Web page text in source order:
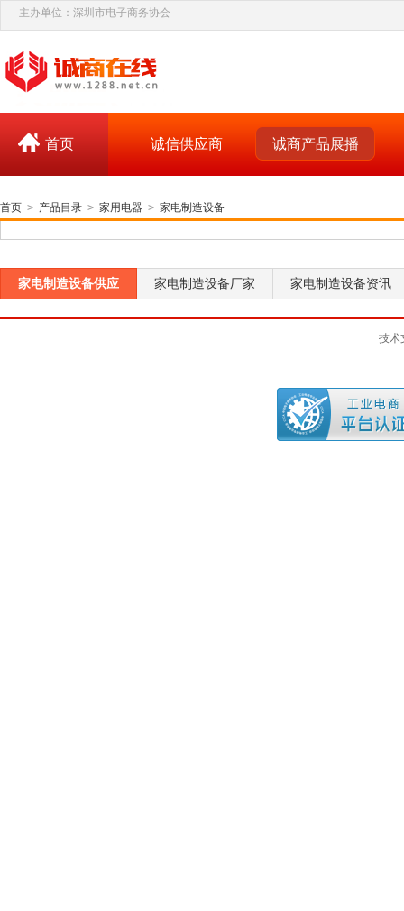
主办单位：深圳市电子商务协会
首页 诚信供应商 诚商产品展播
首页 > 产品目录 > 家用电器 > 家电制造设备
家电制造设备供应 家电制造设备厂家 家电制造设备资讯
技术